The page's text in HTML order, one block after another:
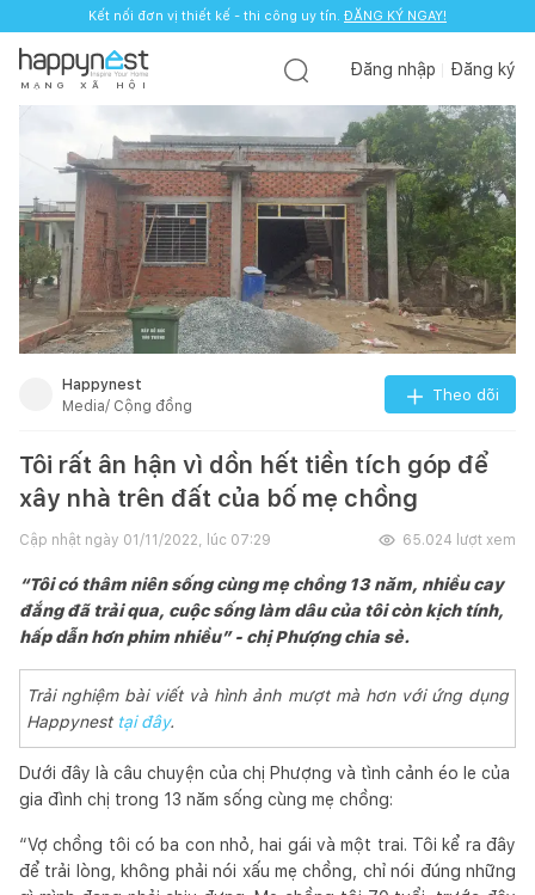
Kết nối đơn vị thiết kế - thi công uy tín. ĐĂNG KÝ NGAY!
M Ạ N G X Ã H Ộ I
Đăng nhập Đăng ký
Happynest
Media/ Cộng đồng
Theo dõi
Tôi rất ân hận vì dồn hết tiền tích góp để
xây nhà trên đất của bố mẹ chồng
Cập nhật ngày 01/11/2022, lúc 07:29 65.024 lượt xem
“Tôi có thâm niên sống cùng mẹ chồng 13 năm, nhiều cay
đắng đã trải qua, cuộc sống làm dâu của tôi còn kịch tính,
hấp dẫn hơn phim nhiều” - chị Phượng chia sẻ.
Trải nghiệm bài viết và hình ảnh mượt mà hơn với ứng dụng
Happynest tại đây.
Dưới đây là câu chuyện của chị Phượng và tình cảnh éo le của
gia đình chị trong 13 năm sống cùng mẹ chồng:
“Vợ chồng tôi có ba con nhỏ, hai gái và một trai. Tôi kể ra đây
để trải lòng, không phải nói xấu mẹ chồng, chỉ nói đúng những